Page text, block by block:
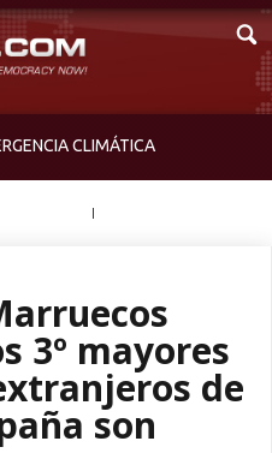
CLIMÁTICA
3º mayores
de
son